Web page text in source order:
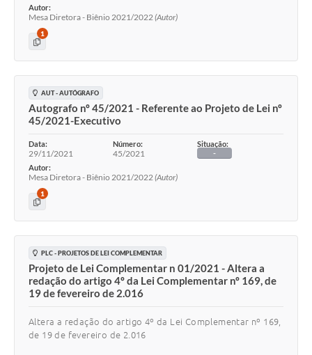
Autor:
Mesa Diretora - Biênio 2021/2022(Autor)
1
AUT - AUTÓGRAFO
Autografo nº 45/2021 - Referente ao Projeto de Lei nº
45/2021-Executivo
Data:
29/11/2021
Número:
45/2021
Situação:
-
Autor:
Mesa Diretora - Biênio 2021/2022(Autor)
1
PLC - PROJETOS DE LEI COMPLEMENTAR
Projeto de Lei Complementar n 01/2021 - Altera a
redação do artigo 4º da Lei Complementar nº 169, de
19 de fevereiro de 2.016
Altera a redação do artigo 4º da Lei Complementar nº 169,
de 19 de fevereiro de 2.016